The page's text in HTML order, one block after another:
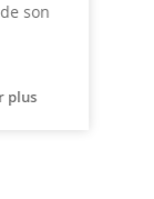
son
plus